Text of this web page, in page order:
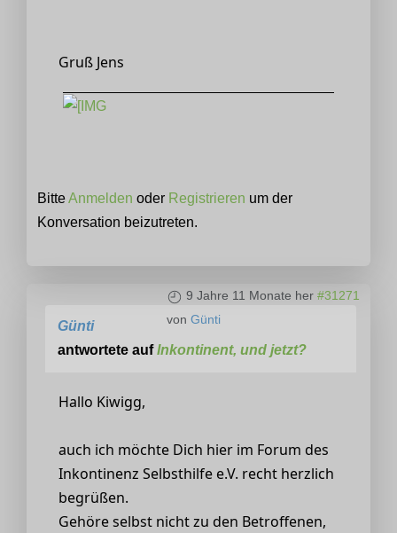
Gruß Jens
BitteAnmelden oder Registrieren um der
Konversation beizutreten.
9 Jahre 11 Monate her #31271
von Günti
Günti
antwortete aufInkontinent, und jetzt?
Hallo Kiwigg,
auch ich möchte Dich hier im Forum des
Inkontinenz Selbsthilfe e.V. recht herzlich
begrüßen.
Gehöre selbst nicht zu den Betroffenen,